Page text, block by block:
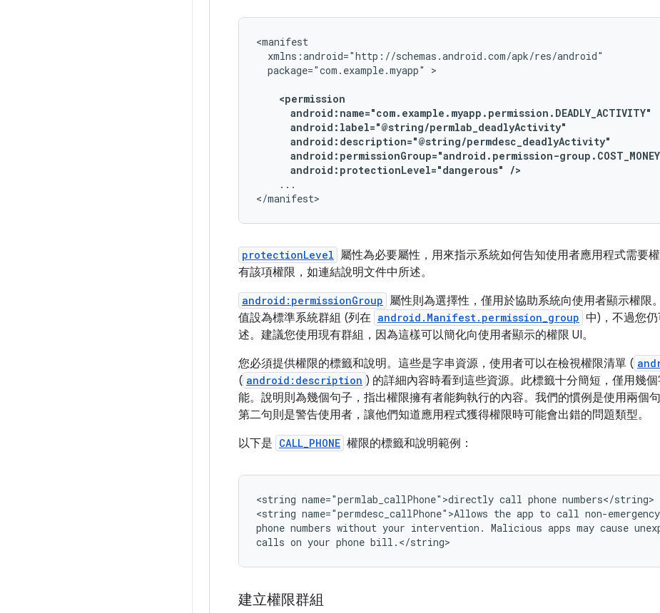
package="com.example.myapp"
android:protectionLevel="dangerous" />
...
</manifest>
protectionLevel 屬性為必要屬性，用來指示系統如何告知使用者應用程式需要
有該項權限，如連結說明文件中所述。
android:permissionGroup 屬性則為選擇性，僅用於協助系統向使用者顯示權限
值設為標準系統群組 (列在 android.Manifest.permission_group 中)，不過您
述。建議您使用現有群組，因為這樣可以簡化向使用者顯示的權限 UI。
您必須提供權限的標籤和說明。這些是字串資源，使用者可以在檢視權限清單 (
( android:description ) 的詳細內容時看到這些資源。此標籤十分簡短，僅用幾
能。說明則為幾個句子，指出權限擁有者能夠執行的內容。我們的慣例是使用兩個
第二句則是警告使用者，讓他們知道應用程式獲得權限時可能會出錯的問題類型。
以下是 CALL_PHONE 權限的標籤和說明範例：
<string name="permlab_callPhone">directly call phone numbers</string>
<string name="permdesc_callPhone">Allows the app to call non-emergency
phone numbers without your intervention. Malicious apps may cause
calls on your phone bill.</string>
建立權限群組